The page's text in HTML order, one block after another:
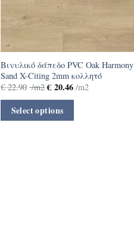
Βινυλικό δάπεδο PVC Oak Harmony
Sand X-Citing 2mm κολλητό
€22.90 /m2 € 20.46 /m2
Select options